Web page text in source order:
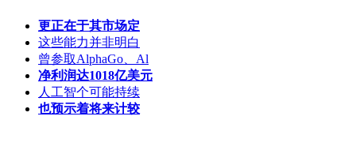
更正在于其市场定
这些能力并非明白
曾参取AlphaGo、Al
净利润达1018亿美元
人工智个可能持续
也预示着将来计较